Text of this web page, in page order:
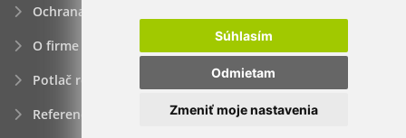
Súhlasím
Odmietam
Zmeniť moje nastavenia
Ochrana osobných údajov
O firme
Potlač reklamných predmetov
Referencie